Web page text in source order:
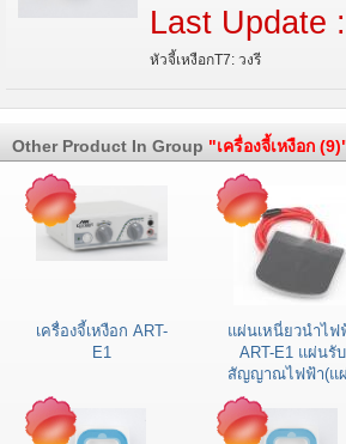
Last Update
หัวจี้เหงือกT7: วงรี
Other Product In Group "เครื่องจี้เหงือก
เครื่องจี้เหงือก ART-
E1
แผ่นเหนี่ยวนำไฟ
ART-E1 แผ่นรับ
สัญญาณไฟฟ้า(แ
รองหลังสีแดง)